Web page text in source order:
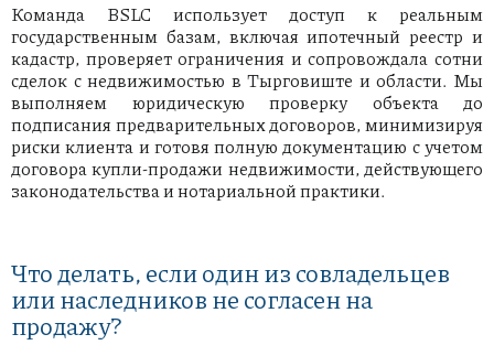
Команда BSLC использует доступ к реальным
государственным базам, включая ипотечный реестр и
кадастр, проверяет ограничения и сопровождала сотни
сделок с недвижимостью в Тырговиште и области. Мы
выполняем юридическую проверку объекта до
подписания предварительных договоров, минимизируя
риски клиента и готовя полную документацию с учетом
договора купли-продажи недвижимости, действующего
законодательства и нотариальной практики.
Что делать, если один из совладельцев
или наследников не согласен на
продажу?